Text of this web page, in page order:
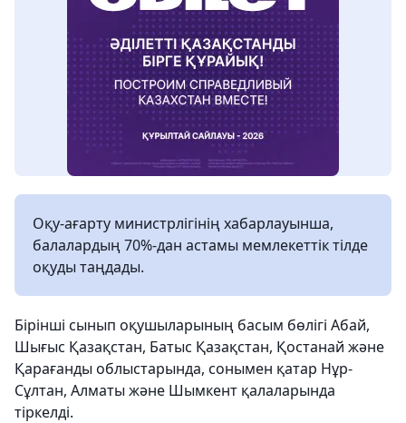
Оқу-ағарту министрлігінің хабарлауынша,
балалардың 70%-дан астамы мемлекеттік тілде
оқуды таңдады.
Бірінші сынып оқушыларының басым бөлігі Абай,
Шығыс Қазақстан, Батыс Қазақстан, Қостанай және
Қарағанды ​​облыстарында, сонымен қатар Нұр-
Сұлтан, Алматы және Шымкент қалаларында
тіркелді.